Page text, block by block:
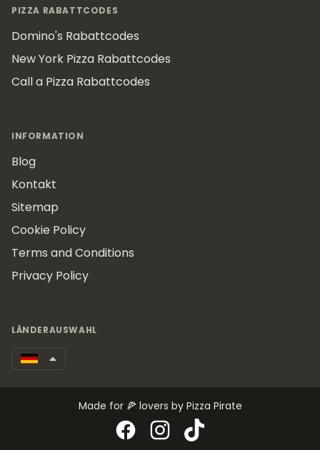
PIZZA RABATTCODES
Domino's Rabattcodes
New York Pizza Rabattcodes
Call a Pizza Rabattcodes
INFORMATION
Blog
Kontakt
Sitemap
Cookie Policy
Terms and Conditions
Privacy Policy
LÄNDERAUSWAHL
Made for 🍕 lovers by Pizza Pirate
FacebookInstagram
TikTok